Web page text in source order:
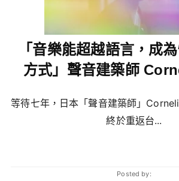
「音樂能超越語言，成
方式」聲音建築師
等待七年，日本「聲音建築師」
終於重返台...
Posted by: